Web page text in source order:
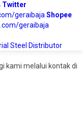
Twitter
geraibajaShopee
geraibaja
Steel Distributor
kami melalui kontak di